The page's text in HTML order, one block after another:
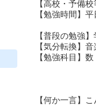
【高校・予備
【勉強時間】
休日
【普段の勉強
【気分転換】
【勉強科目】
英：英
国：現代
理社：数
【何か一言】